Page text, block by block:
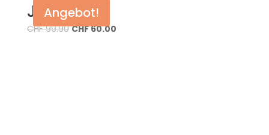
Angebot!
Jacke
CHF99.90 CHF60.00